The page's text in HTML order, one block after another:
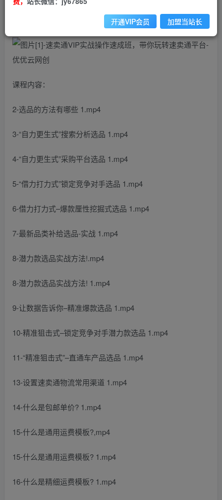
速卖通VIP实战操作速成班，带你玩转速卖通平台
课程内容：
2-选品的方法有哪些 1.mp4
3-“自力更生式”搜索分析选品 1.mp4
4-“自力更生式”采购平台选品 1.mp4
5-“借力打力式”锁定竞争对手选品 1.mp4
6-借力打力式–爆款厘性挖掘式选品 1.mp4
7-最新品类补给选品-实战 1.mp4
8-潜力款选品实战方法!.mp4
8-潜力款选品实战方法! 1.mp4
9-让数据告诉你–精准爆款选品 1.mp4
10-精准狙击式–锁定竞争对手潜力款选品 1.mp4
11-“精准狙击式”–直通车产品选品 1.mp4
13-设置速卖通物流常用渠道 1.mp4
14-什么是包邮单价? 1.mp4
15-什么是通用运费模板?,mp4
15-什么是通用运费模板? 1.mp4
16-什么是精细运费模板? 1.mp4
开通VIP会员 加盟当站长